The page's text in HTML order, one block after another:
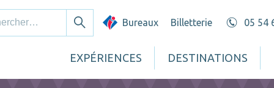
EXPÉRIENCES DESTINATIONS
RechercherBureaux Billetterie 05 54